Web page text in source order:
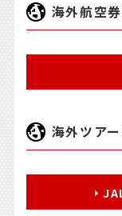
海外航空
海外ツア